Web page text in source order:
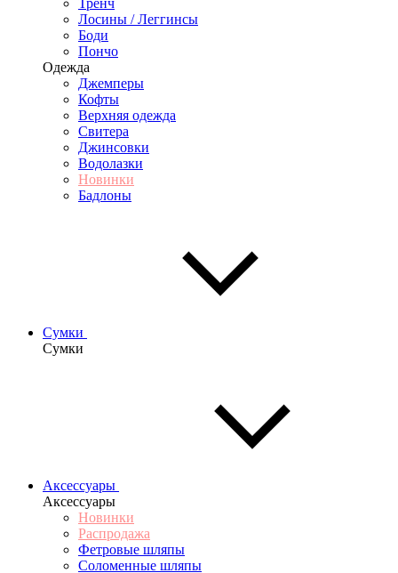
Лосины / Леггинсы
Боди
Пончо
Одежда
Джемперы
Кофты
Верхняя одежда
Свитера
Джинсовки
Водолазки
Новинки
Бадлоны
Сумки
Сумки
Аксессуары
Аксессуары
Новинки
Распродажа
Фетровые шляпы
Соломенные шляпы